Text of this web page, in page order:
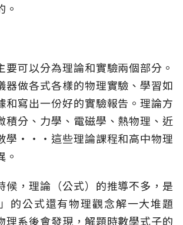
。
要可以分為理論和實驗兩個部分。
器做各式各樣的物理實驗、學習如
和寫出一份好的實驗報告。理論方
積分、力學、電磁學、熱物理、近
學‧‧‧這些理論課程和高中物理
。
候，理論（公式）的推導不多，是
的公式還有物理觀念解一大堆題
理系後會發現，解題時數學式子的